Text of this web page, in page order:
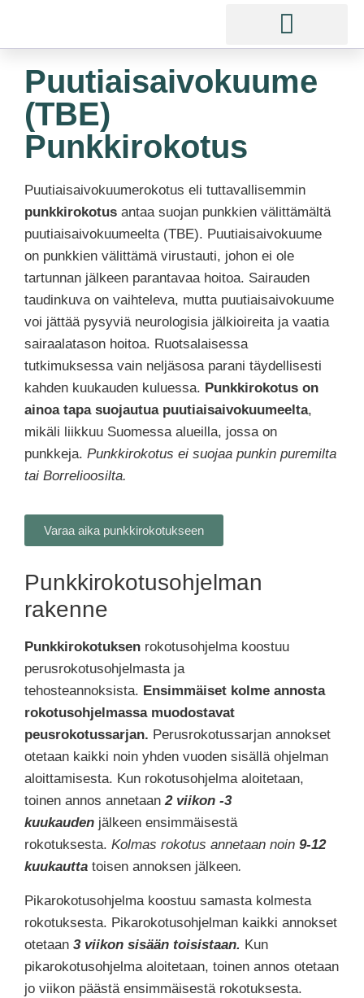
Puutiaisaivokuume
(TBE)
Punkkirokotus
Puutiaisaivokuumerokotus eli tuttavallisemmin
punkkirokotus antaa suojan punkkien välittämältä
puutiaisaivokuumeelta (TBE). Puutiaisaivokuume
on punkkien välittämä virustauti, johon ei ole
tartunnan jälkeen parantavaa hoitoa. Sairauden
taudinkuva on vaihteleva, mutta puutiaisaivokuume
voi jättää pysyviä neurologisia jälkioireita ja vaatia
sairaalatason hoitoa. Ruotsalaisessa
tutkimuksessa vain neljäsosa parani täydellisesti
kahden kuukauden kuluessa. Punkkirokotus on
ainoa tapa suojautua puutiaisaivokuumeelta,
mikäli liikkuu Suomessa alueilla, jossa on
punkkeja. Punkkirokotus ei suojaa punkin puremilta
tai Borrelioosilta.
Varaa aika punkkirokotukseen
Punkkirokotusohjelman
rakenne
Punkkirokotuksen rokotusohjelma koostuu
perusrokotusohjelmasta ja
tehosteannoksista. Ensimmäiset kolme annosta
rokotusohjelmassa muodostavat
peusrokotussarjan. Perusrokotussarjan annokset
otetaan kaikki noin yhden vuoden sisällä ohjelman
aloittamisesta. Kun rokotusohjelma aloitetaan,
toinen annos annetaan2 viikon -3
kuukauden jälkeen ensimmäisestä
rokotuksesta. Kolmas rokotus annetaan noin 9-12
kuukautta toisen annoksen jälkeen.
Pikarokotusohjelma koostuu samasta kolmesta
rokotuksesta. Pikarokotusohjelman kaikki annokset
otetaan 3 viikon sisään toisistaan. Kun
pikarokotusohjelma aloitetaan, toinen annos otetaan
jo viikon päästä ensimmäisestä rokotuksesta.